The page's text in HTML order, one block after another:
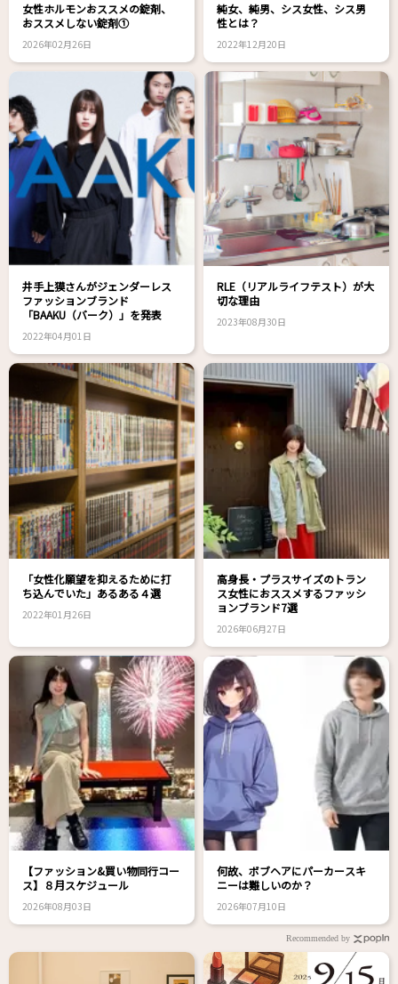
女性ホルモンおススメの錠剤、
おススメしない錠剤①
2026年02月26日
純女、純男、シス女性、シス男
性とは？
2022年12月20日
井手上獏さんがジェンダーレス
ファッションブランド
「BAAKU（バーク）」を発表
2022年04月01日
RLE（リアルライフテスト）が大
切な理由
2023年08月30日
「女性化願望を抑えるために打
ち込んでいた」あるある４選
2022年01月26日
高身長・プラスサイズのトラン
ス女性におススメするファッシ
ョンブランド7選
2026年06月27日
【ファッション&買い物同行コー
ス】８月スケジュール
2026年08月03日
何故、ボブヘアにパーカースキ
ニーは難しいのか？
2026年07月10日
Recommended by